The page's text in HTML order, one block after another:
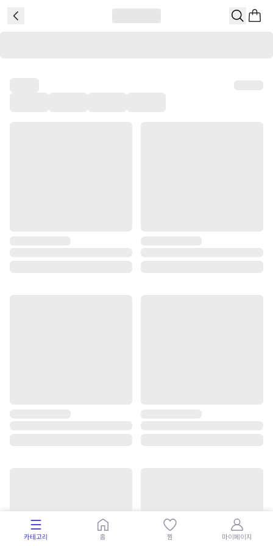
카테고리 홈 찜 마이페이지